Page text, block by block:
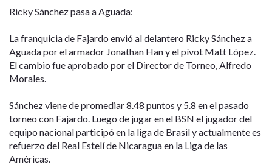
Ricky Sánchez pasa a Aguada:
La franquicia de Fajardo envió al delantero Ricky Sánchez a
Aguada por el armador Jonathan Han y el pívot Matt López.
El cambio fue aprobado por el Director de Torneo, Alfredo
Morales.
Sánchez viene de promediar 8.48 puntos y 5.8 en el pasado
torneo con Fajardo. Luego de jugar en el BSN el jugador del
equipo nacional participó en la liga de Brasil y actualmente es
refuerzo del Real Estelí de Nicaragua en la Liga de las
Américas.